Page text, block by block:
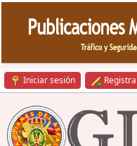
Iniciar sesión